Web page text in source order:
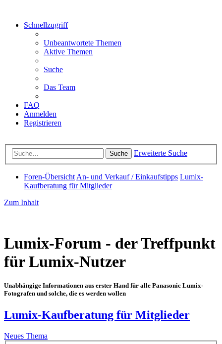
Schnellzugriff
Unbeantwortete Themen
Aktive Themen
Suche
Das Team
FAQ
Anmelden
Registrieren
Suche Erweiterte Suche
Foren-Übersicht An- und Verkauf / Einkaufstipps Lumix-
Kaufberatung für Mitglieder
Zum Inhalt
Lumix-Forum - der Treffpunkt
für Lumix-Nutzer
Unabhängige Informationen aus erster Hand für alle Panasonic Lumix-
Fotografen und solche, die es werden wollen
Lumix-Kaufberatung für Mitglieder
Neues Thema